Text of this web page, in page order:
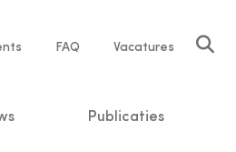
FAQ Vacatures
Publicaties